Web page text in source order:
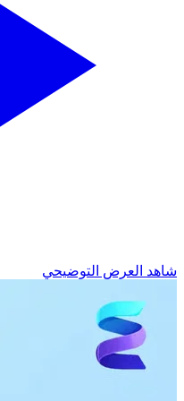
شاهد العرض التوضيحي